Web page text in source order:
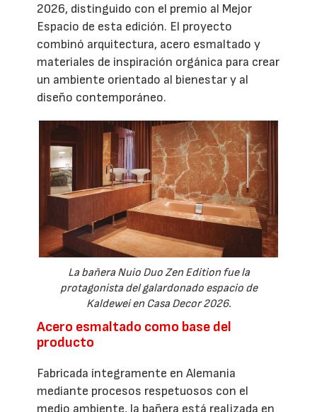
2026, distinguido con el premio al Mejor
Espacio de esta edición. El proyecto
combinó arquitectura, acero esmaltado y
materiales de inspiración orgánica para crear
un ambiente orientado al bienestar y al
diseño contemporáneo.
La bañera Nuio Duo Zen Edition fue la
protagonista del galardonado espacio de
Kaldewei en Casa Decor 2026.
Acero esmaltado como base del
producto
Fabricada íntegramente en Alemania
mediante procesos respetuosos con el